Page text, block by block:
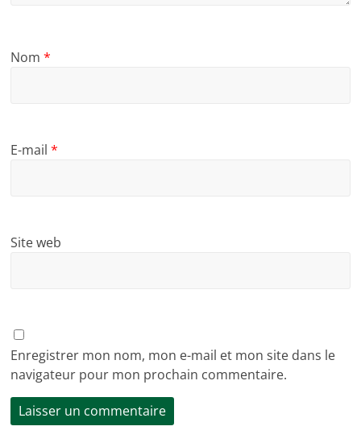
Nom*
E-mail*
Site web
Enregistrer mon nom, mon e-mail et mon site dans le
navigateur pour mon prochain commentaire.